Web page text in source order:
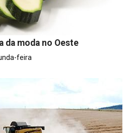
da moda no Oeste
feira